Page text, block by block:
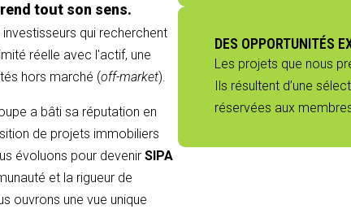
tout son sens.
qui recherchent
réelle avec l'actif, une
hors marché (off-market).
a bâti sa réputation en
de projets immobiliers
évoluons pour devenir SIPA
et la rigueur de
ouvrons une vue unique
DES OPPORTUNITÉS
Les projets que nous
Ils résultent d’une
réservées aux